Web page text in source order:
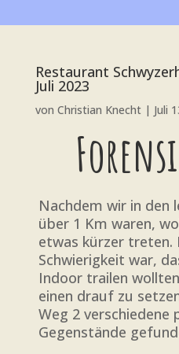
Restaurant
Juli 2023
von Christian Knecht| Juli
Nachdem wir in den
über 1 Km waren,
etwas kürzer treten.
Schwierigkeit war,
Indoor trailen
einen drauf zu
Weg 2 verschiedene
Gegenstände